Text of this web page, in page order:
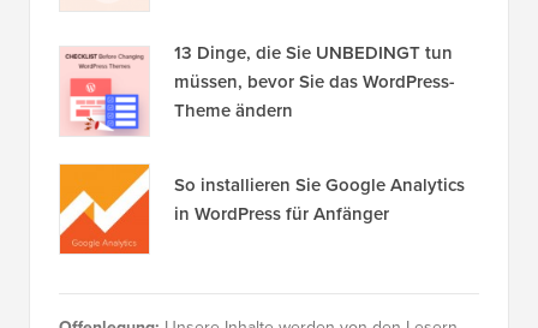
13 Dinge, die Sie UNBEDINGT tun
müssen, bevor Sie das WordPress-
Theme ändern
So installieren Sie Google Analytics
in WordPress für Anfänger